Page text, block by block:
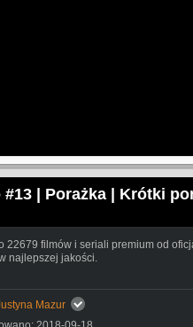
#13 | Porażka | Krótki
22679 filmów i seriali premium od
najlepszej jakości.
Mazur